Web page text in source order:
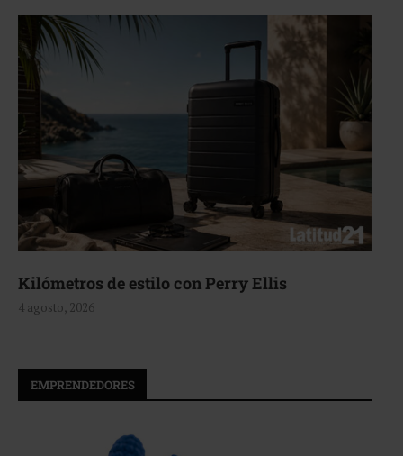
Aerie, texturas que fluyen
4 agosto, 2026
EMPRENDEDORES